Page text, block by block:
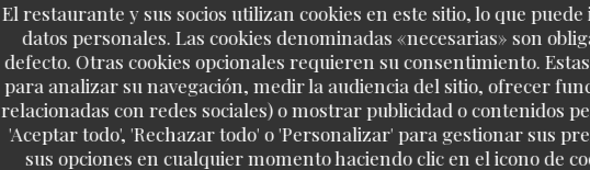
El restaurante y sus socios utilizan cookies en este sitio, lo que
datos personales. Las cookies denominadas «necesarias» son
defecto. Otras cookies opcionales requieren su consentimiento.
para analizar su navegación, medir la audiencia del sitio, ofrecer
relacionadas con redes sociales) o mostrar publicidad o contenidos
'Aceptar todo', 'Rechazar todo' o 'Personalizar' para gestionar sus
sus opciones en cualquier momento haciendo clic en el icono de